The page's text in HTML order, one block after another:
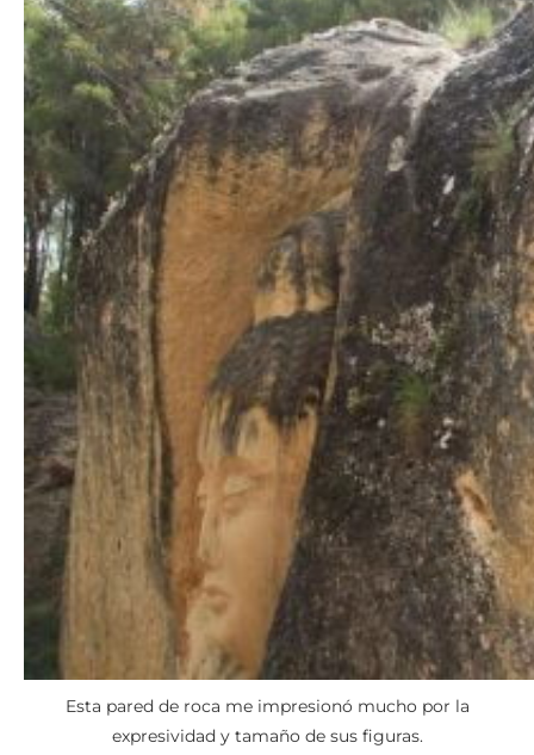
Esta pared de roca me impresionó mucho por la
expresividad y tamaño de sus figuras.